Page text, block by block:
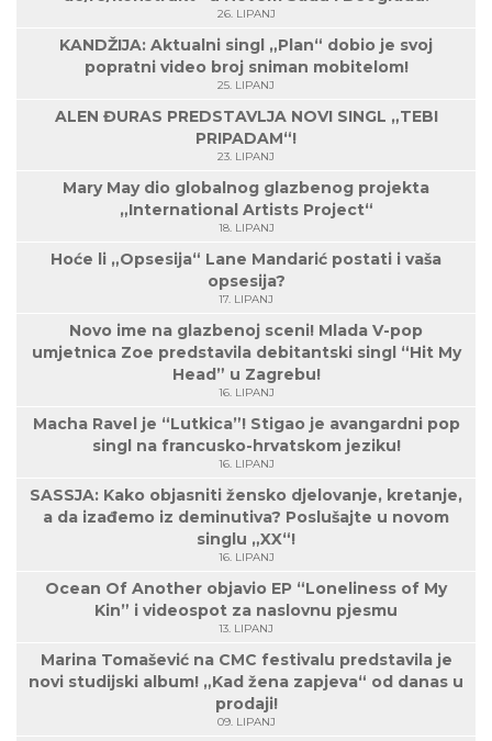
26. LIPANJ
KANDŽIJA: Aktualni singl „Plan“ dobio je svoj
popratni video broj sniman mobitelom!
25. LIPANJ
ALEN ĐURAS PREDSTAVLJA NOVI SINGL „TEBI
PRIPADAM“!
23. LIPANJ
Mary May dio globalnog glazbenog projekta
„International Artists Project“
18. LIPANJ
Hoće li „Opsesija“ Lane Mandarić postati i vaša
opsesija?
17. LIPANJ
Novo ime na glazbenoj sceni! Mlada V-pop
umjetnica Zoe predstavila debitantski singl “Hit My
Head” u Zagrebu!
16. LIPANJ
Macha Ravel je “Lutkica”! Stigao je avangardni pop
singl na francusko-hrvatskom jeziku!
16. LIPANJ
SASSJA: Kako objasniti žensko djelovanje, kretanje,
a da izađemo iz deminutiva? Poslušajte u novom
singlu „XX“!
16. LIPANJ
Ocean Of Another objavio EP “Loneliness of My
Kin” i videospot za naslovnu pjesmu
13. LIPANJ
Marina Tomašević na CMC festivalu predstavila je
novi studijski album! „Kad žena zapjeva“ od danas u
prodaji!
09. LIPANJ